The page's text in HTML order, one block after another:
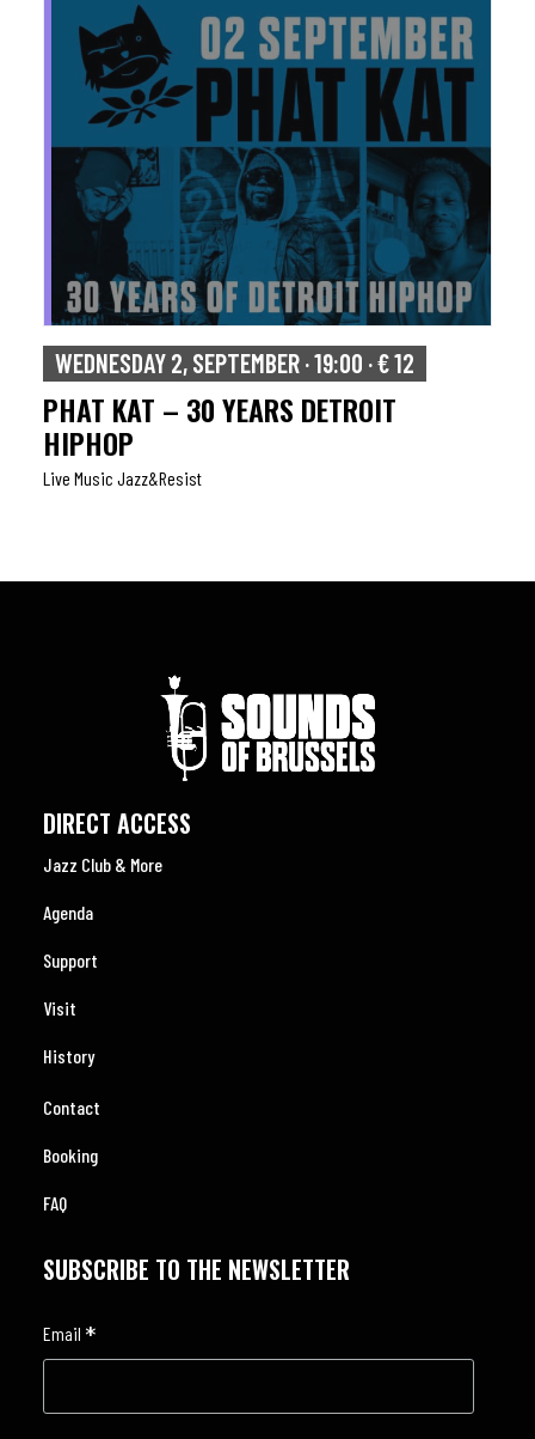
WEDNESDAY 2, SEPTEMBER · 19:00 · € 12
PHAT KAT – 30 YEARS DETROIT
HIPHOP
Live Music Jazz&resist
DIRECT ACCESS
Jazz Club & More
Agenda
Support
Visit
History
Contact
Booking
FAQ
SUBSCRIBE TO THE NEWSLETTER
Email *